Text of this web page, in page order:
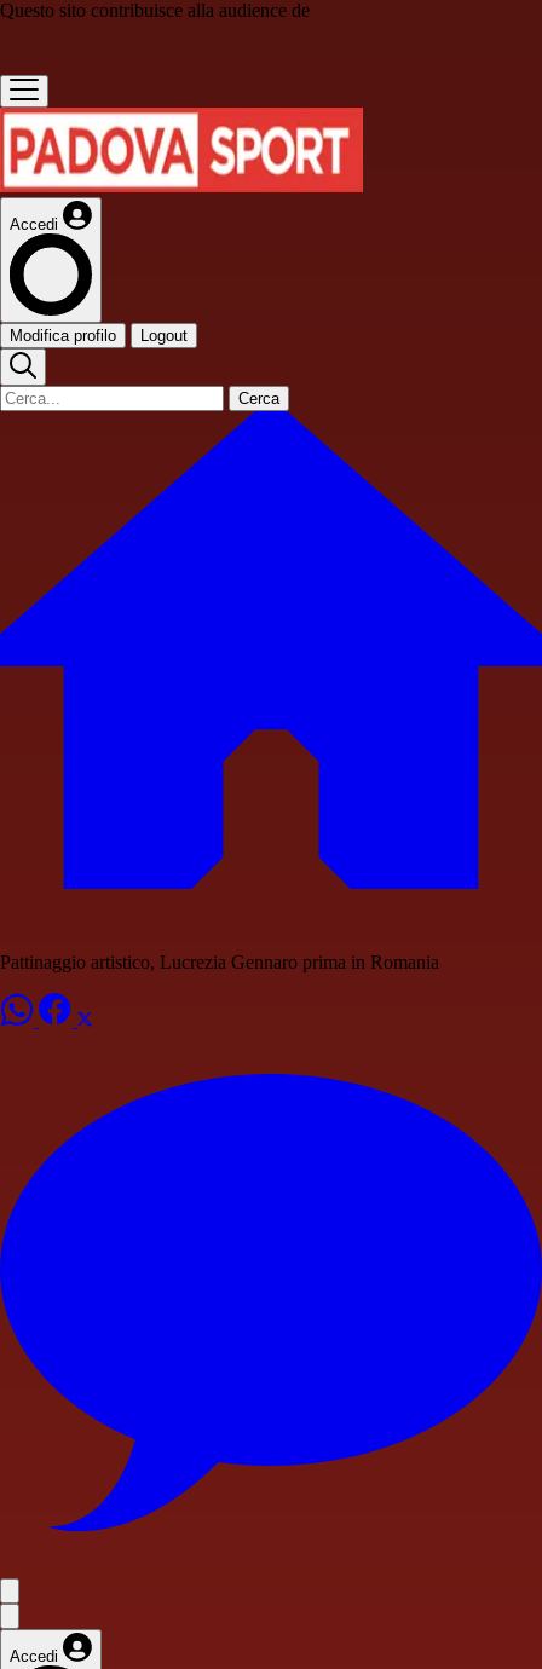
Questo sito contribuisce alla audience de
Accedi
Modifica profilo Logout
Cerca
Pattinaggio artistico, Lucrezia Gennaro prima in Romania
Accedi